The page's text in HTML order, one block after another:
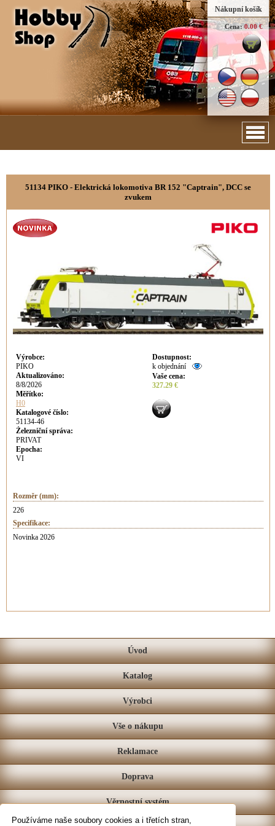
Používáme naše soubory cookies a i třetích stran,
Nákupní košík
Cena: 0.00 €
51134 PIKO - Elektrická lokomotiva BR 152 "Captrain", DCC se
zvukem
Výrobce:
PIKO
Aktualizováno:
8/8/2026
Měřítko:
H0
Katalogové číslo:
51134-46
Železniční správa:
PRIVAT
Epocha:
VI
Dostupnost:
k objednání
Vaše cena:
327.29 €
Rozměr (mm):
226
Specifikace:
Novinka 2026
Úvod
Katalog
Výrobci
Vše o nákupu
Reklamace
Doprava
Věrnostní systém